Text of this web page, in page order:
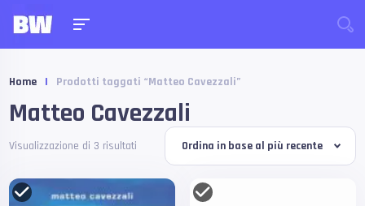
Home | Prodotti taggati “Matteo Cavezzali”
Matteo Cavezzali
Visualizzazione di 3 risultati